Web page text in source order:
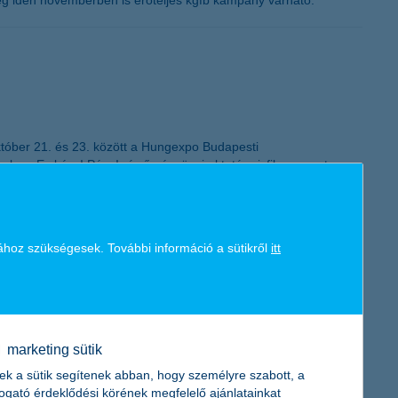
21. és 23. között a Hungexpo Budapesti
az Ez kész! Pénz! című pénzügyi oktató rajzfilmsorozat
szükségesek. További információ a sütikről itt
marketing sütik
a sütik segítenek abban, hogy személyre szabott, a
érdeklődési körének megfelelő ajánlatainkat